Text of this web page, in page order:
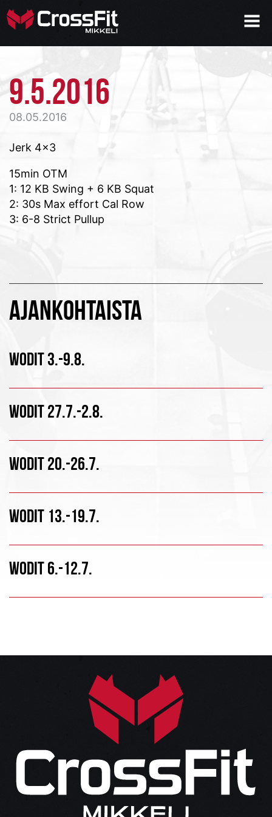
9.5.2016
08.05.2016
Jerk 4×3
15min OTM
1: 12 KB Swing + 6 KB Squat
2: 30s Max effort Cal Row
3: 6-8 Strict Pullup
AJANKOHTAISTA
WODIT 3.-9.8.
WODIT 27.7.-2.8.
WODIT 20.-26.7.
WODIT 13.-19.7.
WODIT 6.-12.7.